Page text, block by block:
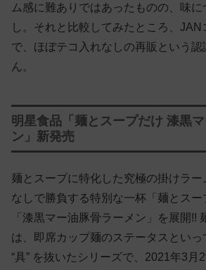
ム感に難ありではあったものの、味
し。それと比較してみたところ、
で、ほぼテコ入れなしの再販という
ん。
明星食品「麺とスープだけ 漆黒
ン」新発売
麺とスープに特化した究極の掛けラー
なしで勝負する特別な一杯「麺とスー
「漆黒マー油豚骨ラーメン」を展開!!
は、即席カップ麺のステータスとい
“具” を抜いたシリーズで、2021年3月